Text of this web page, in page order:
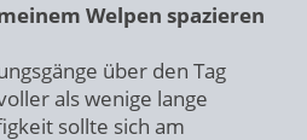
Welpen spazieren
über den Tag
als wenige lange
sollte sich am